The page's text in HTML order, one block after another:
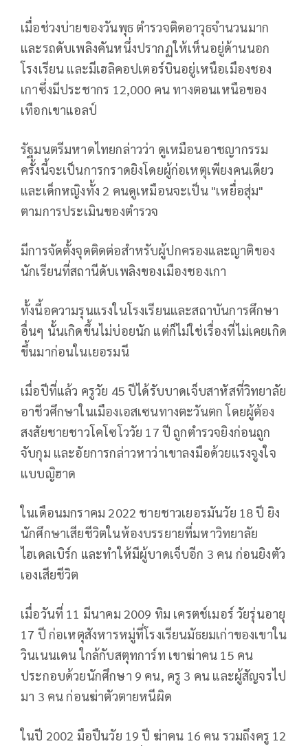
เมื่อช่วงบ่ายของวันพุธ ตำรวจติดอาวุธจำนวนมาก
และรถดับเพลิงคันหนึ่งปรากฏให้เห็นอยู่ด้านนอก
โรงเรียน และมีเฮลิคอปเตอร์บินอยู่เหนือเมืองชอง
เกาซึ่งมีประชากร 12,000 คน ทางตอนเหนือของ
เทือกเขาแอลป์
รัฐมนตรีมหาดไทยกล่าวว่า ดูเหมือนอาชญากรรม
ครั้งนี้จะเป็นการกราดยิงโดยผู้ก่อเหตุเพียงคนเดียว
และเด็กหญิงทั้ง 2 คนดูเหมือนจะเป็น "เหยื่อสุ่ม"
ตามการประเมินของตำรวจ
มีการจัดตั้งจุดติดต่อสำหรับผู้ปกครองและญาติของ
นักเรียนที่สถานีดับเพลิงของเมืองชองเกา
ทั้งนี้อความรุนแรงในโรงเรียนและสถาบันการศึกษา
อื่นๆ นั้นเกิดขึ้นไม่บ่อยนัก แต่ก็ไม่ใช่เรื่องที่ไม่เคยเกิด
ขึ้นมาก่อนในเยอรมนี
เมื่อปีที่แล้ว ครูวัย 45 ปีได้รับบาดเจ็บสาหัสที่วิทยาลัย
อาชีวศึกษาในเมืองเอสเซนทางตะวันตก โดยผู้ต้อง
สงสัยชายชาวโคโซโววัย 17 ปี ถูกตำรวจยิงก่อนถูก
จับกุม และอัยการกล่าวหาว่าเขาลงมือด้วยแรงจูงใจ
แบบญิฮาด
ในเดือนมกราคม 2022 ชายชาวเยอรมันวัย 18 ปี ยิง
นักศึกษาเสียชีวิตในห้องบรรยายที่มหาวิทยาลัย
ไฮเดลเบิร์ก และทำให้มีผู้บาดเจ็บอีก 3 คน ก่อนยิงตัว
เองเสียชีวิต
เมื่อวันที่ 11 มีนาคม 2009 ทิม เครตช์เมอร์ วัยรุ่นอายุ
17 ปี ก่อเหตุสังหารหมู่ที่โรงเรียนมัธยมเก่าของเขาใน
วินเนนเดน ใกล้กับสตุทการ์ท เขาฆ่าคน 15 คน
ประกอบด้วยนักศึกษา 9 คน, ครู 3 คน และผู้สัญจรไป
มา 3 คน ก่อนฆ่าตัวตายหนีผิด
ในปี 2002 มือปืนวัย 19 ปี ฆ่าคน 16 คน รวมถึงครู 12